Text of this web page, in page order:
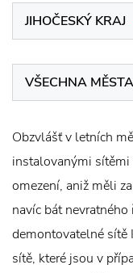
JIHOČESKÝ KRAJ
VŠECHNA MĚSTA
Obzvlášť v letních
instalovanými sítěmi
omezení, aniž měli
navíc bát
demontovatelné sítě
sítě, které jsou v